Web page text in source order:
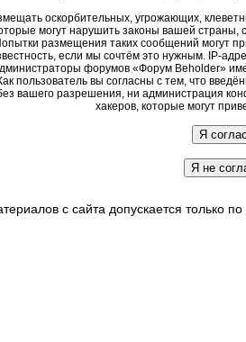
оскорбительных, угрожающих,
могут нарушить законы вашей страны,
размещения таких сообщений могут
если мы сочтём это нужным. IP-
форумов «Форум Beholder»
пользователь вы согласны с тем, что
вашего разрешения, ни администрация
хакеров, которые могут
с сайта допускается только